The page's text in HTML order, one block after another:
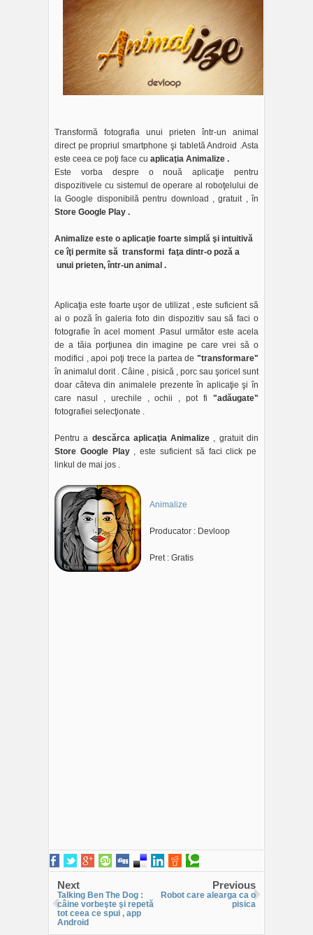
Transformă fotografia unui prieten într-un animal
direct pe propriul smartphone şi tabletă Android .Asta
este ceea ce poţi face cu aplicaţia Animalize .
Este vorba despre o nouă aplicaţie pentru
dispozitivele cu sistemul de operare al roboţelului de
la Google disponibilă pentru download , gratuit , în
Store Google Play .
Animalize este o aplicaţie foarte simplă şi intuitivă
ce îţi permite să transformi faţa dintr-o poză a
unui prieten, într-un animal .
Aplicaţia este foarte uşor de utilizat , este suficient să
ai o poză în galeria foto din dispozitiv sau să faci o
fotografie în acel moment .Pasul următor este acela
de a tăia porţiunea din imagine pe care vrei să o
modifici , apoi poţi trece la partea de "transformare"
în animalul dorit . Câine , pisică , porc sau şoricel sunt
doar câteva din animalele prezente în aplicaţie şi în
care nasul , urechile , ochii , pot fi "adăugate"
fotografiei selecţionate .
Pentru a descărca aplicaţia Animalize , gratuit din
Store Google Play, este suficient să faci click pe
linkul de mai jos .
Animalize
Producator : Devloop
Pret : Gratis
Next
Talking Ben The Dog :
câine vorbeşte şi repetă
tot ceea ce spui , app
Android
Previous
Robot care alearga ca o
pisica